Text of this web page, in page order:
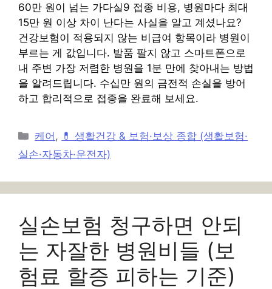
60만 원이 넘는 가다실9 접종 비용, 병원마다 최대
15만 원 이상 차이 난다는 사실을 알고 계셨나요?
건강보험이 적용되지 않는 비급여 항목이라 병원이
부르는 게 값입니다. 발품 팔지 않고 스마트폰으로
내 주변 가장 저렴한 병원을 1분 만에 찾아내는 방법
을 알려드립니다. 수십만 원의 금전적 손실을 방어
하고 합리적으로 접종을 완료해 보세요.
카
테
리
케어 , 💊 생활건강 & 보험·보상 종합 (생활보험·
실손·자동차·운전자)
실손보험 청구하면 안되
는 자잘한 병원비들 (보
험료 할증 피하는 기준)